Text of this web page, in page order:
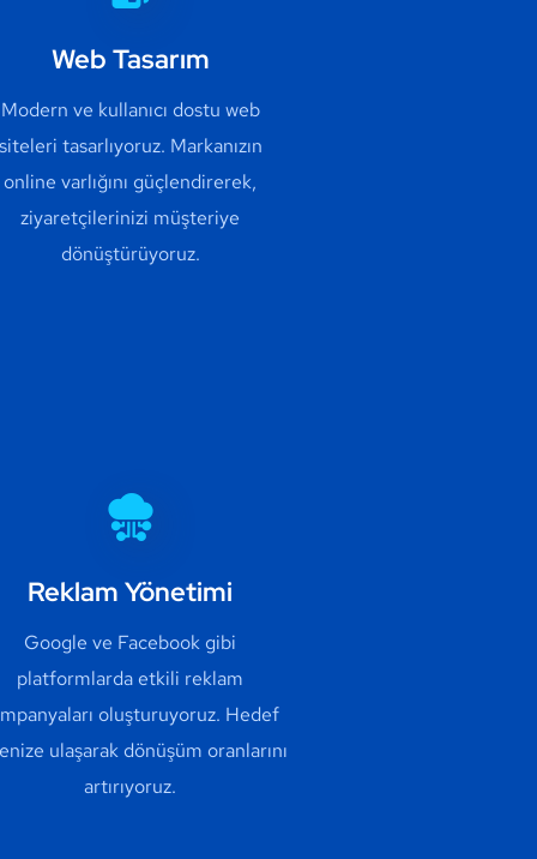
Web Tasarım
Modern ve kullanıcı dostu web
tasarlıyoruz. Markanızın
online varlığını güçlendirerek,
ziyaretçilerinizi müşteriye
dönüştürüyoruz.
Reklam Yönetimi
Google ve Facebook gibi
platformlarda etkili reklam
oluşturuyoruz. Hedef
ulaşarak dönüşüm oranlarını
artırıyoruz.